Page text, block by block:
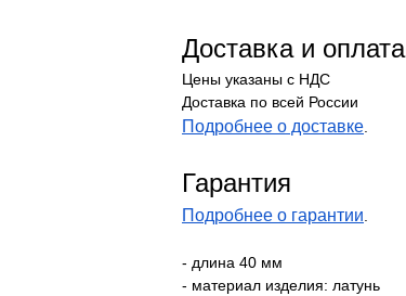
Доставка и оплата
Цены указаны с НДС
Доставка по всей России
Подробнее о доставке.
Гарантия
Подробнее о гарантии.
- длина 40 мм
- материал изделия: латунь